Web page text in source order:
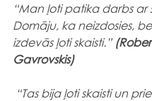
“Man ļoti patika darbs ar
Domāju, ka neizdosies,
izdevās ļoti skaisti.”
Gavrovskis)
“Tas bija ļoti skaisti un